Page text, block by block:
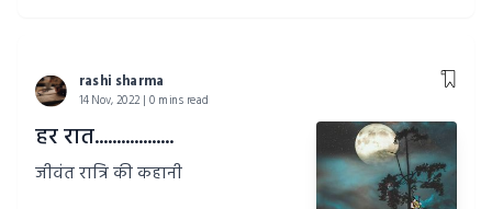
rashi sharma
14 Nov, 2022 | 0 mins read
हर रात..................
जीवंत रात्रि की कहानी